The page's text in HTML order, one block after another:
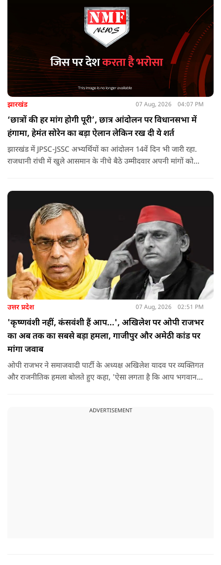
उच्च चिकित्सा केंद्रों में रेफर करने के निर्देश दिए हैं.
झारखंड 07 Aug, 2026 04:07 PM
‘छात्रों की हर मांग होगी पूरी’, छात्र आंदोलन पर विधानसभा में
हंगामा, हेमंत सोरेन का बड़ा ऐलान लेकिन रख दी ये शर्त
झारखंड में JPSC-JSSC अभ्यर्थियों का आंदोलन 14वें दिन भी जारी रहा.
राजधानी रांची में खुले आसमान के नीचे बैठे उम्मीदवार अपनी मांगों को
उत्तर प्रदेश 07 Aug, 2026 02:51 PM
'कृष्णवंशी नहीं, कंसवंशी हैं आप...', अखिलेश पर ओपी राजभर
का अब तक का सबसे बड़ा हमला, गाजीपुर और अमेठी कांड पर
मांगा जवाब
ओपी राजभर ने समाजवादी पार्टी के अध्यक्ष अखिलेश यादव पर व्यक्तिगत
और राजनीतिक हमला बोलते हुए कहा, 'ऐसा लगता है कि आप भगवान
ADVERTISEMENT